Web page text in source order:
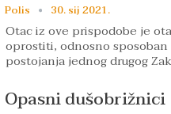
Polis 30. sij 2021.
Otac iz ove prispodobe je
oprostiti, odnosno
postojanja jednog drugog
Opasni dušobrižnici